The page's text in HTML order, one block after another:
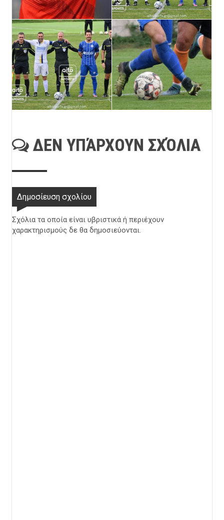
ΔΕΝ ΥΠΆΡΧΟΥΝ ΣΧΌΛΙΑ
Δημοσίευση σχολίου
Σχόλια τα οποία είναι υβριστικά ή περιέχουν
χαρακτηρισμούς δε θα δημοσιεύονται.